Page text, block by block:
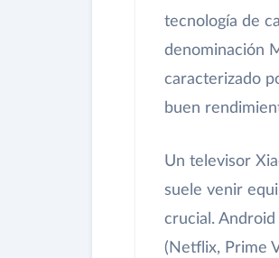
tecnología de
denominación
caracterizado
buen
Un televisor
suele venir
crucial.
(Netflix, Prime